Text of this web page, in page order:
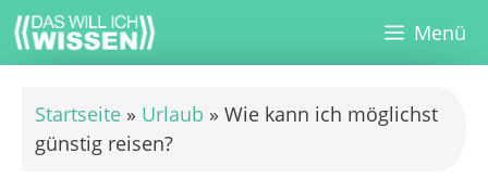
Zum
Inhalt
springen
Menü
Startseite » Urlaub » Wie kann ich möglichst
günstig reisen?